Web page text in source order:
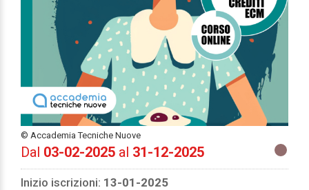
© Accademia Tecniche Nuove
Dal 03-02-2025 al 31-12-2025
Inizio iscrizioni: 13-01-2025